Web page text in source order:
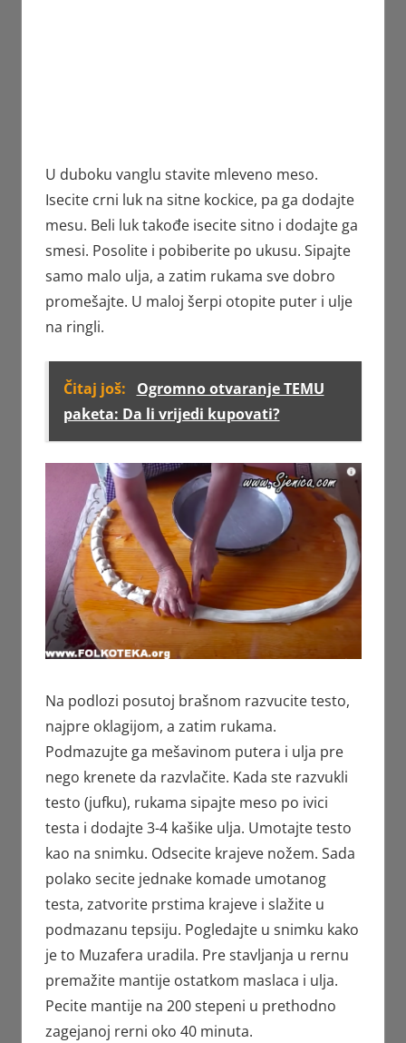
U duboku vanglu stavite mleveno meso.
Isecite crni luk na sitne kockice, pa ga dodajte
mesu. Beli luk takođe isecite sitno i dodajte ga
smesi. Posolite i pobiberite po ukusu. Sipajte
samo malo ulja, a zatim rukama sve dobro
promešajte. U maloj šerpi otopite puter i ulje
na ringli.
Čitaj još:
Ogromno otvaranje TEMU
paketa: Da li vrijedi kupovati?
Na podlozi posutoj brašnom razvucite testo,
najpre oklagijom, a zatim rukama.
Podmazujte ga mešavinom putera i ulja pre
nego krenete da razvlačite. Kada ste razvukli
testo (jufku), rukama sipajte meso po ivici
testa i dodajte 3-4 kašike ulja. Umotajte testo
kao na snimku. Odsecite krajeve nožem. Sada
polako secite jednake komade umotanog
testa, zatvorite prstima krajeve i slažite u
podmazanu tepsiju. Pogledajte u snimku kako
je to Muzafera uradila. Pre stavljanja u rernu
premažite mantije ostatkom maslaca i ulja.
Pecite mantije na 200 stepeni u prethodno
zagejanoj rerni oko 40 minuta.